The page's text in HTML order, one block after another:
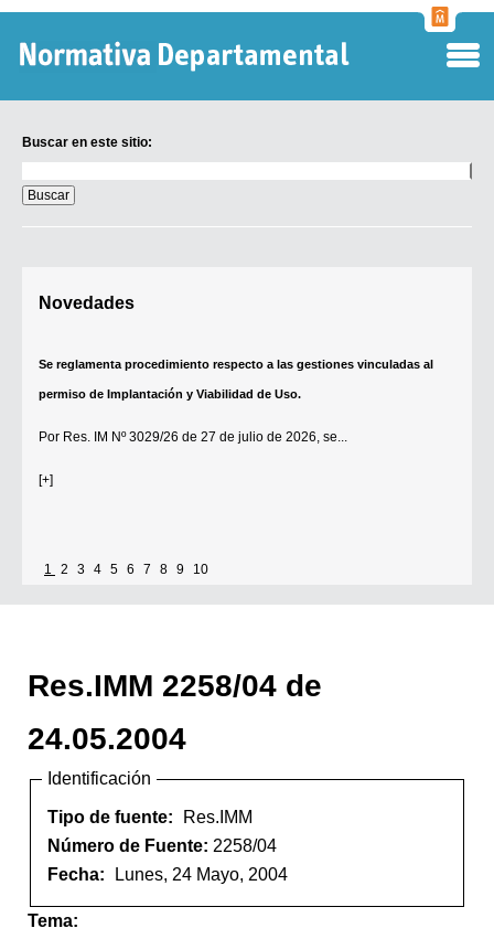
Buscar en este sitio:
en
este
sitio:
Novedades
Se reglamenta procedimiento respecto a las gestiones vinculadas al
permiso de Implantación y Viabilidad de Uso.
Por Res. IM Nº 3029/26 de 27 de julio de 2026, se...
[+]
1 2 3 4 5 6 7 8 9 10
Res.IMM 2258/04 de
24.05.2004
Identificación
Tipo de fuente:
Res.IMM
Número de Fuente: 2258/04
Fecha:
Lunes, 24 Mayo, 2004
Tema: